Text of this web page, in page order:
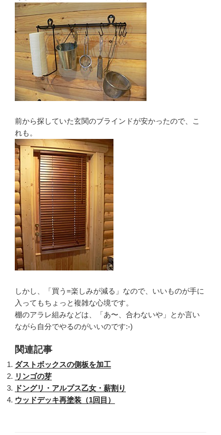
前から探していた玄関のブラインドが安かったので、こ
れも。
しかし、「買う=楽しみが減る」なので、いいものが手に
入ってもちょっと複雑な心境です。
棚のアラレ組みなどは、「あ〜、合わないや」とか言い
ながら自分でやるのがいいのです:-)
関連記事
ダストボックスの側板を加工
リンゴの芽
ドングリ・アルプス乙女・薪割り
ウッドデッキ再塗装（1回目）